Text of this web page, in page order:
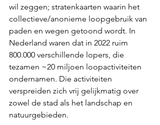
wil zeggen; stratenkaarten waarin het
collectieve/anonieme loopgebruik van
paden en wegen getoond wordt. In
Nederland waren dat in 2022 ruim
800.000 verschillende lopers, die
tezamen ~20 miljoen loopactiviteiten
ondernamen. Die activiteiten
verspreiden zich vrij gelijkmatig over
zowel de stad als het landschap en
natuurgebieden.